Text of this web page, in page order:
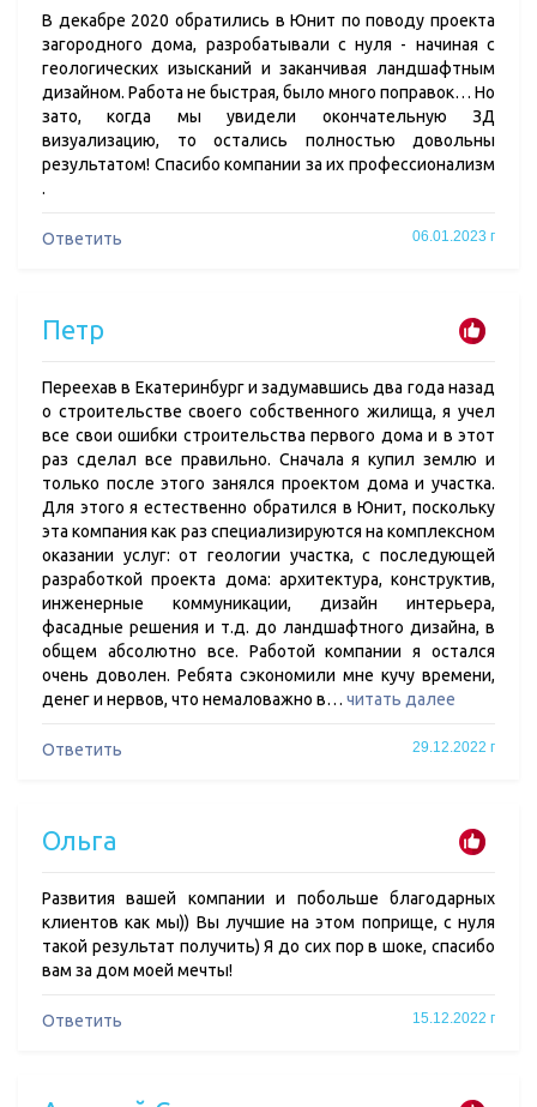
В декабре 2020 обратились в Юнит по поводу проекта
загородного дома, разробатывали с нуля - начиная с
геологических изысканий и заканчивая ландшафтным
дизайном. Работа не быстрая, было много поправок… Но
зато, когда мы увидели окончательную ЗД
визуализацию, то остались полностью довольны
результатом! Спасибо компании за их профессионализм
.
Ответить 06.01.2023 г
Петр
Переехав в Екатеринбург и задумавшись два года назад
о строительстве своего собственного жилища, я учел
все свои ошибки строительства первого дома и в этот
раз сделал все правильно. Сначала я купил землю и
только после этого занялся проектом дома и участка.
Для этого я естественно обратился в Юнит, поскольку
эта компания как раз специализируются на комплексном
оказании услуг: от геологии участка, с последующей
разработкой проекта дома: архитектура, конструктив,
инженерные коммуникации, дизайн интерьера,
фасадные решения и т.д. до ландшафтного дизайна, в
общем абсолютно все. Работой компании я остался
очень доволен. Ребята сэкономили мне кучу времени,
денег и нервов, что немаловажно в… читать далее
Ответить 29.12.2022 г
Ольга
Развития вашей компании и побольше благодарных
клиентов как мы)) Вы лучшие на этом поприще, с нуля
такой результат получить) Я до сих пор в шоке, спасибо
вам за дом моей мечты!
Ответить 15.12.2022 г